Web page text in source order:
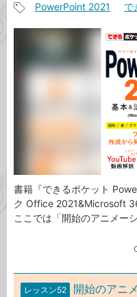
事
カ
ゴ
リ
グ
PowerPoint 2021 で
書籍『できるポケット
ク Office 2021&Microsoft
ここでは「開始のアニメー
レッスン52 開始のアニ